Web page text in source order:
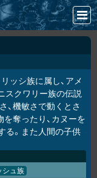
ッシ族に属し、アメ
スクワリー族の伝説
、機敏さで動くとさ
奪ったり、カヌーを
る。また人間の子供
シュ族